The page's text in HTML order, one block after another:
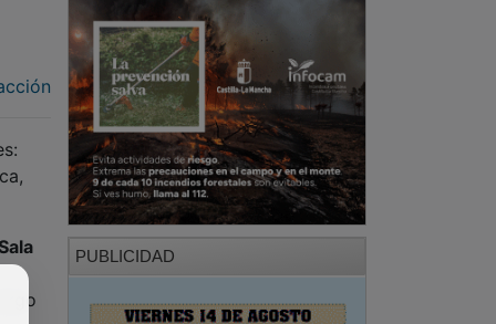
de
PUBLICIDAD